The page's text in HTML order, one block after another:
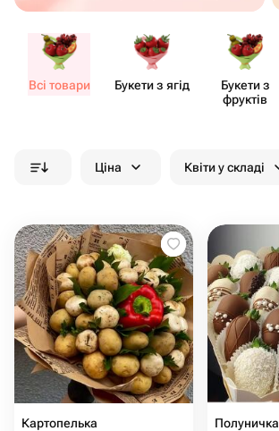
Всі товари Букети з ягід
Букети з
фруктів
Ціна Квіти у складі
Картопелька Полуничка